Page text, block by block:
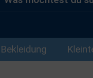
Bekleidung